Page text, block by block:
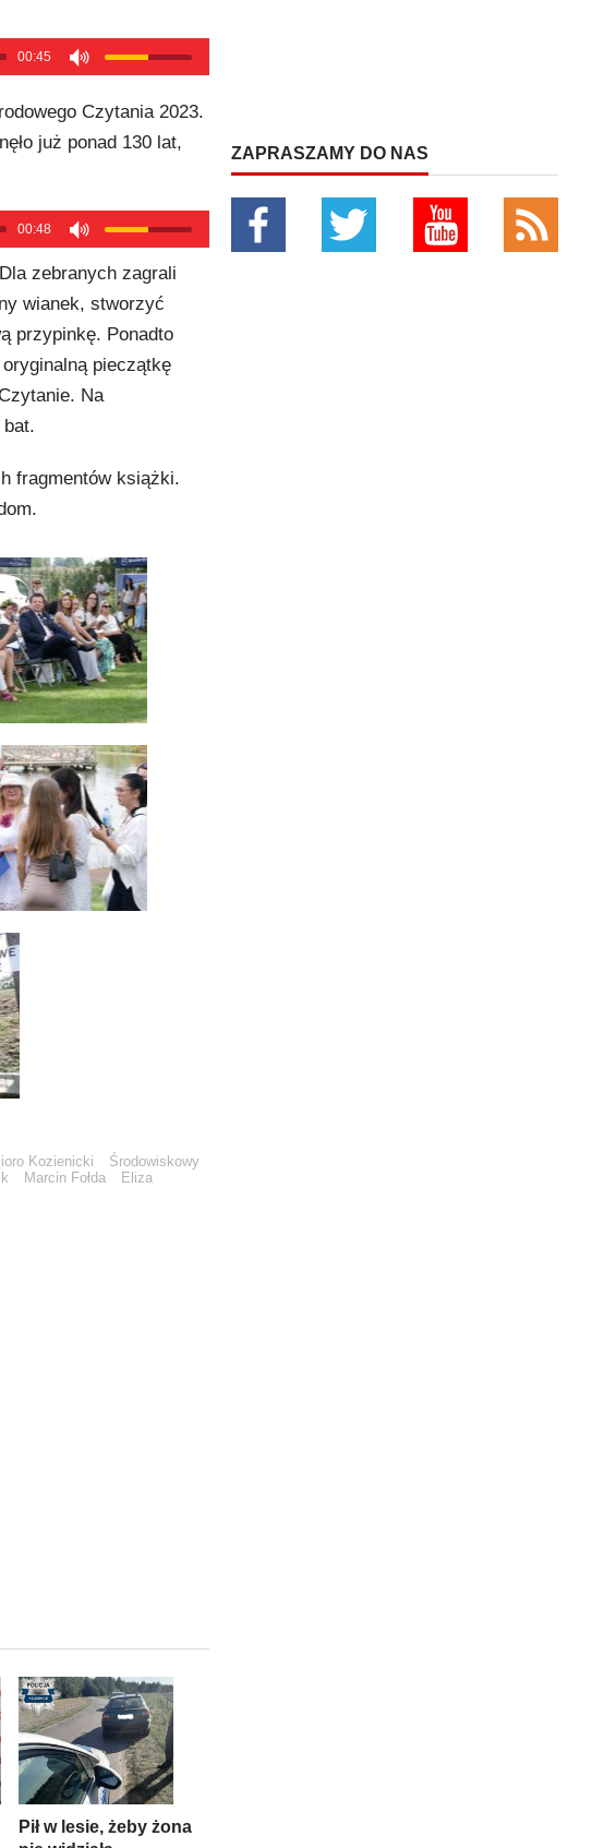
00:45
Czytania 2023.
już ponad 130 lat,
00:48
zebranych zagrali
wianek, stworzyć
przypinkę. Ponadto
pieczątkę
Na
fragmentów książki.
Kozienicki
Środowiskowy
Marcin Fołda
Eliza
Pił w lesie, żeby żona
ZAPRASZAMY DO NAS